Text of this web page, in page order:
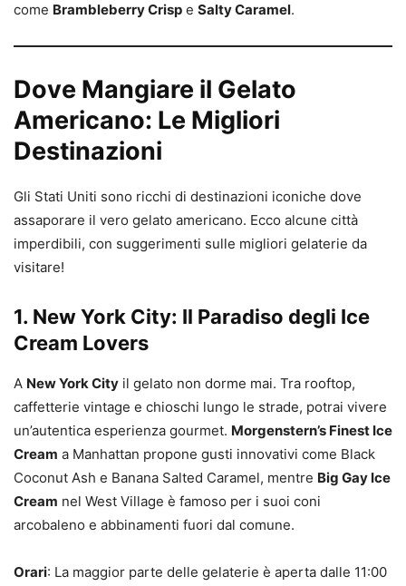
come Brambleberry Crisp e Salty Caramel.
Dove Mangiare il Gelato
Americano: Le Migliori
Destinazioni
Gli Stati Uniti sono ricchi di destinazioni iconiche dove
assaporare il vero gelato americano. Ecco alcune città
imperdibili, con suggerimenti sulle migliori gelaterie da
visitare!
1. New York City: Il Paradiso degli Ice
Cream Lovers
A New York City il gelato non dorme mai. Tra rooftop,
caffetterie vintage e chioschi lungo le strade, potrai vivere
un’autentica esperienza gourmet. Morgenstern’s Finest Ice
Cream a Manhattan propone gusti innovativi come Black
Coconut Ash e Banana Salted Caramel, mentre Big Gay Ice
Cream nel West Village è famoso per i suoi coni
arcobaleno e abbinamenti fuori dal comune.
Orari: La maggior parte delle gelaterie è aperta dalle 11:00